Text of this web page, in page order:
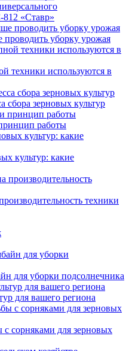
812 «Ставр»
уборку урожая
техники используются в
сбора зерновых культур
работы
культур: какие
техники
для уборки подсолнечника
для вашего региона
сорняками для зерновых